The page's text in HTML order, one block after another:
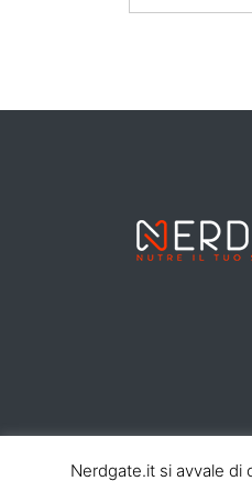
Nerdgate.it si avvale di